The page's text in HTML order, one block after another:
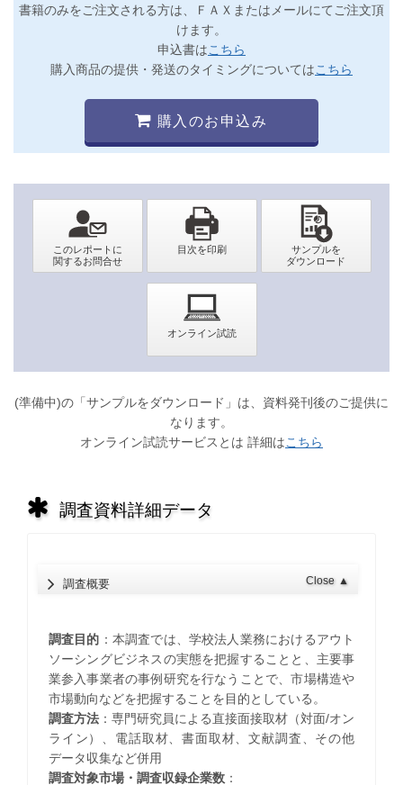
書籍のみをご注文される方は、ＦＡＸまたはメールにてご注文頂
けます。
申込書はこちら
購入商品の提供・発送のタイミングについてはこちら
購入のお申込み
(準備中)の「サンプルをダウンロード」は、資料発刊後のご提供に
なります。
オンライン試読サービスとは 詳細はこちら
調査資料詳細データ
調査概要 Close ▲
調査目的 ：本調査では、学校法人業務におけるアウト
ソーシングビジネスの実態を把握することと、主要事
業参入事業者の事例研究を行なうことで、市場構造や
市場動向などを把握することを目的としている。
調査方法：専門研究員による直接面接取材（対面/オン
ライン）、電話取材、書面取材、文献調査、その他
データ収集など併用
調査対象市場・調査収録企業数：